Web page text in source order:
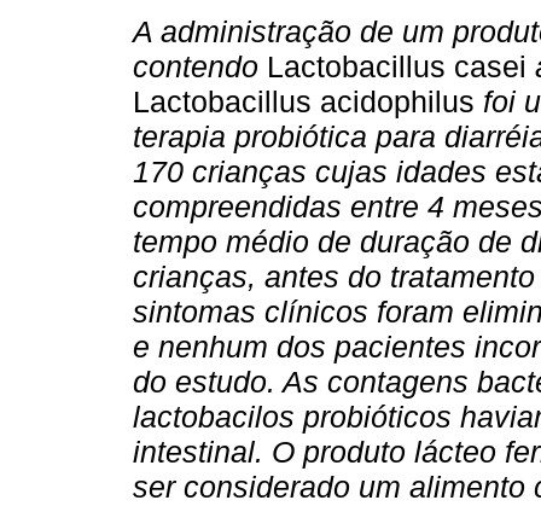
A administração de um
contendo Lactobacillus casei
Lactobacillus acidophilus foi
terapia probiótica para
170 crianças cujas idades
compreendidas entre 4
tempo médio de duração de
crianças, antes do
sintomas clínicos foram
e nenhum dos pacientes
do estudo. As contagens
lactobacilos probióticos
intestinal. O produto lácteo
ser considerado um alimento